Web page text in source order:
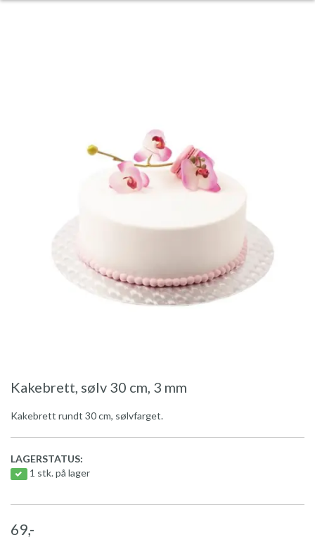
Kakebrett, sølv 30 cm, 3 mm
Kakebrett rundt 30 cm, sølvfarget.
LAGERSTATUS:
1 stk. på lager
69,-